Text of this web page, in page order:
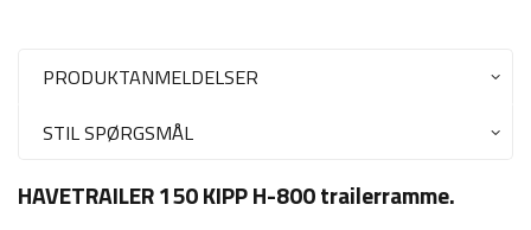
PRODUKTANMELDELSER
STIL SPØRGSMÅL
HAVETRAILER 150 KIPP H-800 trailerramme.